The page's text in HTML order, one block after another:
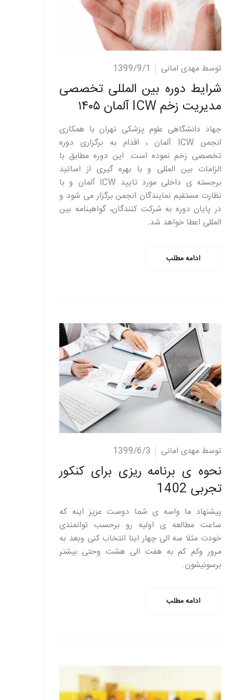
توسط مهدی امانی 1399/9/1
شرایط دوره بین المللی تخصصی
مدیریت زخم ICW آلمان ۱۴۰۵
جهاد دانشگاهی علوم پزشکی تهران با همکاری
انجمن ICW آلمان ، اقدام به برگزاری دوره
تخصصی زخم نموده است. این دوره مطابق با
الزامات بین المللی و با بهره گیری از اساتید
برجسته ی داخلی مورد تایید ICW آلمان و با
نظارت مستقیم نمایندگان انجمن برگزار می شود و
در پایان دوره به شرکت کنندگان، گواهینامه بین
المللی اعطا خواهد شد.
ادامه مطلب
توسط مهدی امانی 1399/6/3
نحوه ی برنامه ریزی برای کنکور
تجربی 1402
پیشنهاد ما واسه ی شما دوست عزیز اینه که
ساعت مطالعه ی اولیه رو برحسب توانمندی
خودت مثلا سه الی چهار اینا انتخاب کنی وبعد به
مرور وکم کم به هفت الی هشت وحتی بیشتر
برسونیشون.
ادامه مطلب